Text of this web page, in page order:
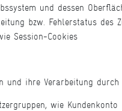
und dessen
bzw. Fehlerstatus des
Session-Cookies
und ihre Verarbeitung
wie Kundenkonto